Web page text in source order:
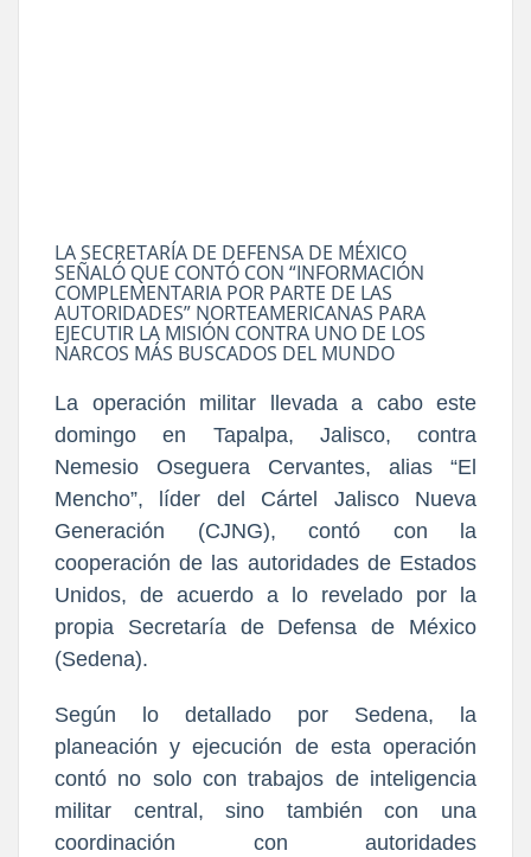
LA SECRETARÍA DE DEFENSA DE MÉXICO
SEÑALÓ QUE CONTÓ CON “INFORMACIÓN
COMPLEMENTARIA POR PARTE DE LAS
AUTORIDADES” NORTEAMERICANAS PARA
EJECUTIR LA MISIÓN CONTRA UNO DE LOS
NARCOS MÁS BUSCADOS DEL MUNDO
La operación militar llevada a cabo este
domingo en Tapalpa, Jalisco, contra
Nemesio Oseguera Cervantes, alias “El
Mencho”, líder del Cártel Jalisco Nueva
Generación (CJNG), contó con la
cooperación de las autoridades de Estados
Unidos, de acuerdo a lo revelado por la
propia Secretaría de Defensa de México
(Sedena).
Según lo detallado por Sedena, la
planeación y ejecución de esta operación
contó no solo con trabajos de inteligencia
militar central, sino también con una
coordinación con autoridades